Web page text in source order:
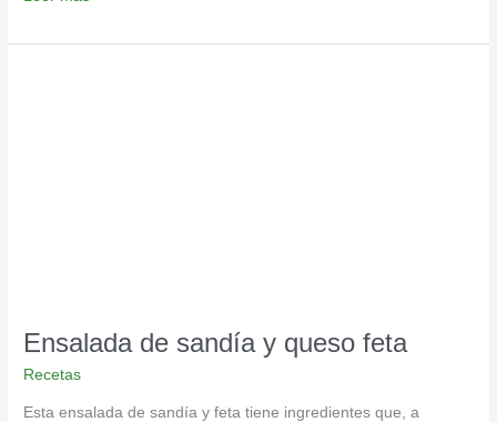
Ensalada de sandía y queso feta
Recetas
Esta ensalada de sandía y feta tiene ingredientes que, a